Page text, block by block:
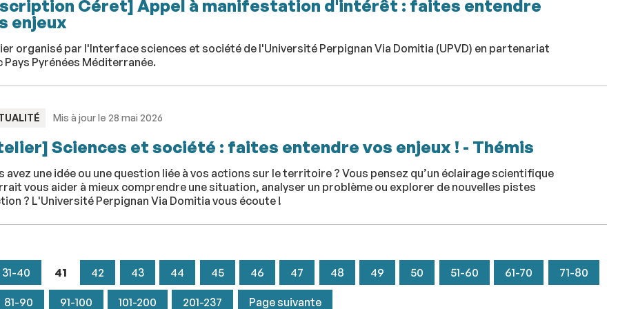
Céret] Appel à manifestation d'intérêt : faites entendre
enjeux
organisé par l'Interface sciences et société de l'Université Perpignan Via Domitia (UPVD) en partenariat
Pays Pyrénées Méditerranée.
Mis à jour le 28 mai 2026
Sciences et société : faites entendre vos enjeux ! - Thémis
avez une idée ou une question liée à vos actions sur le territoire ? Vous pensez qu’un éclairage scientifique
vous aider à mieux comprendre une situation, analyser un problème ou explorer de nouvelles pistes
? L'Université Perpignan Via Domitia vous écoute !
31-40 41 42 43 44 45 46 47 48 49 50 51-60 61-70 71-80
81-90 91-100 101-200 201-237 Page suivante